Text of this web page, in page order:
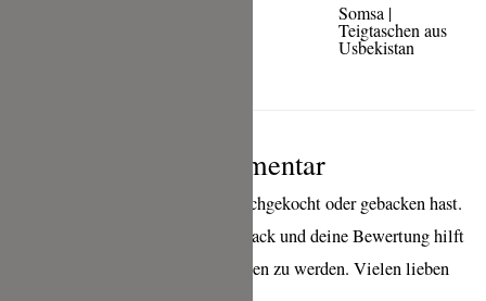
Somsa |
Teigtaschen aus
Usbekistan
Schreibe einen Kommentar
wenn Du eines meiner Rezepte nachgekocht oder gebacken hast.
Ich freue mich sehr über ein Feedback und deine Bewertung hilft
mir sehr, bei Google besser gefunden zu werden. Vielen lieben